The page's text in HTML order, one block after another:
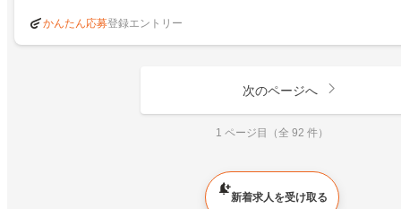
かんたん応募登録エントリー
次のページへ
1 ページ目（全 92 件）
新着求人を受け取る